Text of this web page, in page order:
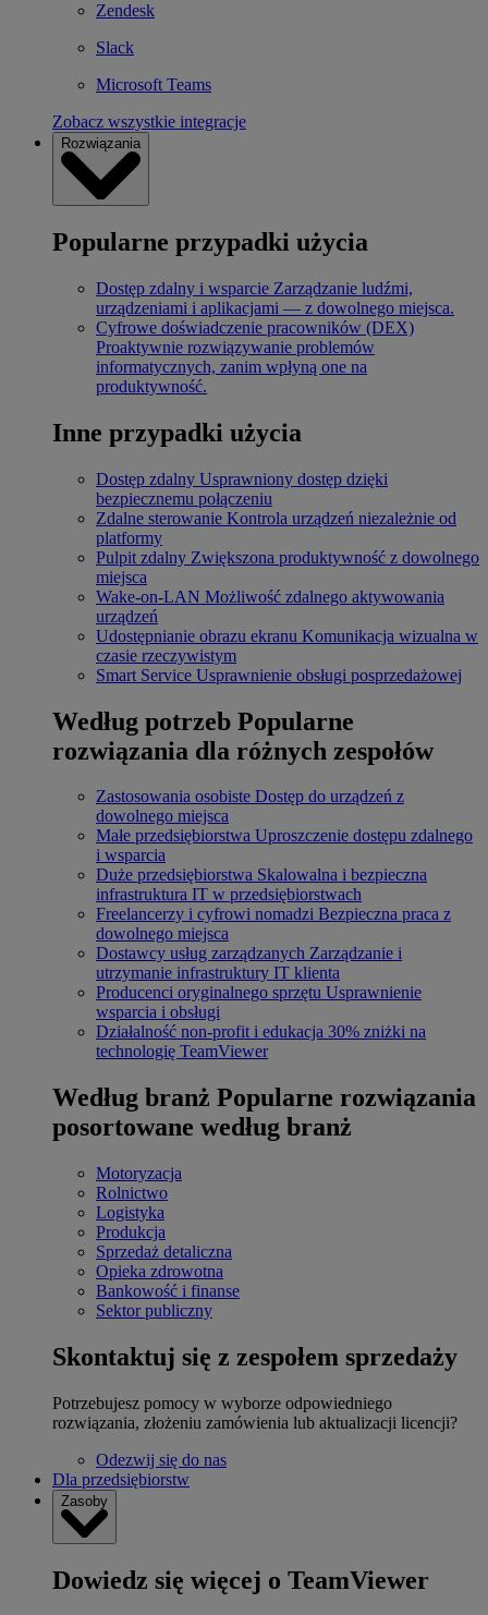
Zendesk
Slack
Microsoft Teams
Zobacz wszystkie integracje
Rozwiązania
Popularne przypadki użycia
Dostęp zdalny i wsparcie Zarządzanie ludźmi,
urządzeniami i aplikacjami — z dowolnego miejsca.
Cyfrowe doświadczenie pracowników (DEX)
Proaktywnie rozwiązywanie problemów
informatycznych, zanim wpłyną one na
produktywność.
Inne przypadki użycia
Dostęp zdalny Usprawniony dostęp dzięki
bezpiecznemu połączeniu
Zdalne sterowanie Kontrola urządzeń niezależnie od
platformy
Pulpit zdalny Zwiększona produktywność z dowolnego
miejsca
Wake-on-LAN Możliwość zdalnego aktywowania
urządzeń
Udostępnianie obrazu ekranu Komunikacja wizualna w
czasie rzeczywistym
Smart Service Usprawnienie obsługi posprzedażowej
Według potrzeb Popularne
rozwiązania dla różnych zespołów
Zastosowania osobiste Dostęp do urządzeń z
dowolnego miejsca
Małe przedsiębiorstwa Uproszczenie dostępu zdalnego
i wsparcia
Duże przedsiębiorstwa Skalowalna i bezpieczna
infrastruktura IT w przedsiębiorstwach
Freelancerzy i cyfrowi nomadzi Bezpieczna praca z
dowolnego miejsca
Dostawcy usług zarządzanych Zarządzanie i
utrzymanie infrastruktury IT klienta
Producenci oryginalnego sprzętu Usprawnienie
wsparcia i obsługi
Działalność non-profit i edukacja 30% zniżki na
technologię TeamViewer
Według branż Popularne rozwiązania
posortowane według branż
Motoryzacja
Rolnictwo
Logistyka
Produkcja
Sprzedaż detaliczna
Opieka zdrowotna
Bankowość i finanse
Sektor publiczny
Skontaktuj się z zespołem sprzedaży
Potrzebujesz pomocy w wyborze odpowiedniego
rozwiązania, złożeniu zamówienia lub aktualizacji licencji?
Odezwij się do nas
Dla przedsiębiorstw
Zasoby
Dowiedz się więcej o TeamViewer